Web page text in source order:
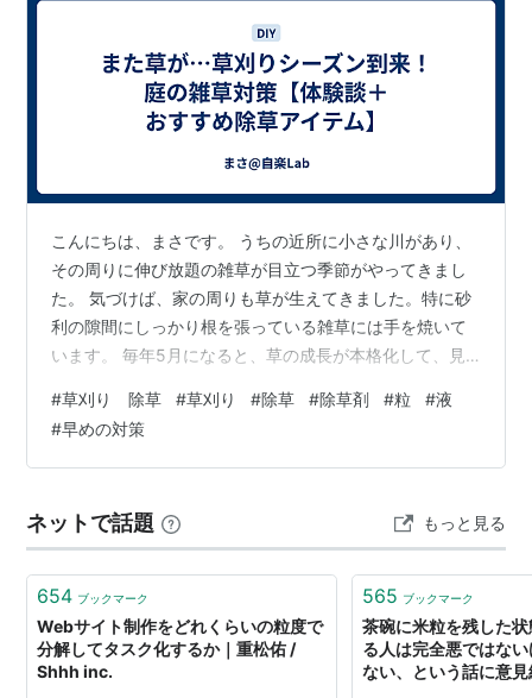
こんにちは、まさです。 うちの近所に小さな川があり、
その周りに伸び放題の雑草が目立つ季節がやってきまし
た。 気づけば、家の周りも草が生えてきました。特に砂
利の隙間にしっかり根を張っている雑草には手を焼いて
います。 毎年5月になると、草の成長が本格化して、見
よう？」という状況に。 そんな時に役立ったのが除草剤
です。 🔧 草刈りして後悔した話 過去には素手とスコッ
プで草むしりをしていましたが、気がつくと腰が痛くな
しまう羽目に。 特に暑い夏場の草刈りは熱中症のリスク
もあるので、無理をせず除草剤を使うこ…
#草刈り 除草 #草刈り #除草 #除草剤 #粒 #液
#早めの対策
ネットで話題 もっと見る
654 ブックマーク
Webサイト制作をどれくらいの粒度で
分解してタスク化するか｜重松佑 /
Shhh inc.
565 ブックマーク
茶碗に米粒を残した
る人は完全悪ではな
ない、という話に意